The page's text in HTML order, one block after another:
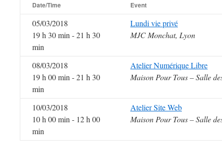
Date/Time Event
05/03/2018
19 h 30 min - 21 h 30
min
Lundi vie privé
MJC Monchat, Lyon
08/03/2018
19 h 00 min - 21 h 30
min
Atelier Numérique Libre
Maison Pour Tous – Salle
10/03/2018
10 h 00 min - 12 h 00
min
Atelier Site Web
Maison Pour Tous – Salle